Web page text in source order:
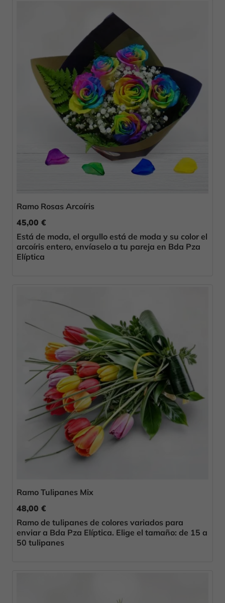
Ramo Rosas Arcoíris
45,00 €
Está de moda, el orgullo está de moda y su color el
arcoíris entero, envíaselo a tu pareja en Bda Pza
Elíptica
Ramo Tulipanes Mix
48,00 €
Ramo de tulipanes de colores variados para
enviar a Bda Pza Elíptica. Elige el tamaño: de 15 a
50 tulipanes